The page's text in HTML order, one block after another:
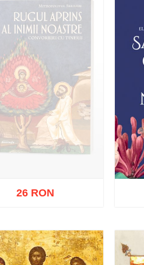
Stoc epuizat
26 RON